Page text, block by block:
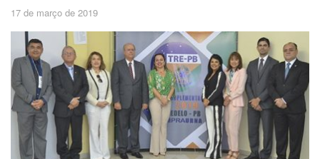
17 de março de 2019